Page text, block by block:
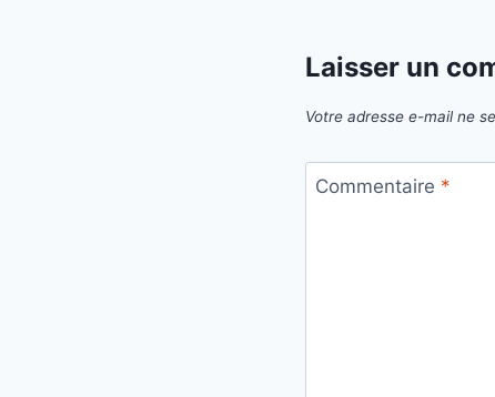
Laisser un
Votre adresse e-mail ne
Commentaire *